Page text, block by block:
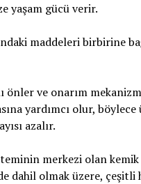
yaşam gücü verir.
maddeleri birbirine
önler ve onarım
yardımcı olur,
azalır.
merkezi olan
dahil olmak üzere, çeşitli